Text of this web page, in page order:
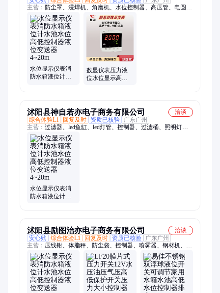
主营： 防尘罩、浸焊机、角磨机、水位控制器、高压管、电圆
锯、注油器、工锯台、洗衣机、展示台、砂轮机、熔锡炉、切割
机、加注器、电子秤、黄油机、变频器、调压器、空压机、显示
器、黄油枪、化锡器、焊锡锅、木工锯、头磅机、旋转台
水位显示仪表消
防水箱液位计水
数显仪表压力液
位水位显示高低
沭阳县神自若亦电子商务有限公司
洽谈
综合体验L1
回复及时 资质已核验
广东广州
主营： 过滤器、led鱼缸、led灯管、控制器、过滤桶、照明灯、
消毒灯、潜水灯、推拉门、鱼缸灯、玻璃门、杀菌灯、吊门滑
轨、轮趟门轮、轨道滑轨、马印神灯、移门轨道、玻璃轨道、鱼
缸水族箱、h-220b地弹簧、塑钢门窗滑轮、塑钢门窗轨道、窗户
下轨滑道条、不锈钢移门滑轮、移门滚轮轨道配、双滑槽推拉轨
道
水位显示仪表消
防水箱液位计水
沭阳县励图治亦电子商务有限公司
洽谈
安心购
综合体验L1 回复及时 资质已核验
广东广州
主营： 压线钳、体脂秤、防尘袋、控制器、喷雾器、钢材机、电
磁炉、修枝剪、蓄能器、圆度仪、液压钳、脚手架、测量仪、铁
架台、铁夹子、报警器、切割机、打药机、端子钳、加油枪、嫁
接刀、测试仪、水钻机、电子称、对刀仪